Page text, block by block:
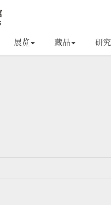
展览 藏品 研究